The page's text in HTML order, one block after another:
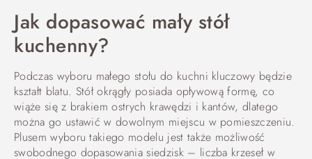
Jak dopasować mały stół
kuchenny?
Podczas wyboru małego stołu do kuchni kluczowy będzie
kształt blatu. Stół okrągły posiada opływową formę, co
wiąże się z brakiem ostrych krawędzi i kantów, dlatego
można go ustawić w dowolnym miejscu w pomieszczeniu.
Plusem wyboru takiego modelu jest także możliwość
swobodnego dopasowania siedzisk – liczba krzeseł w